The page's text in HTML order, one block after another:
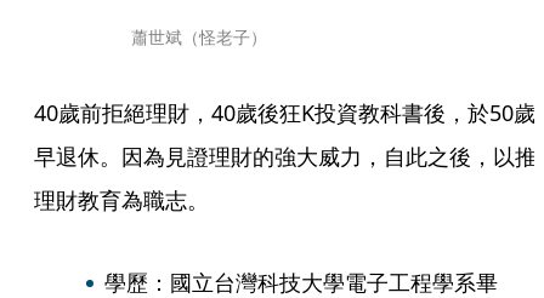
蕭世斌（怪老子）
40歲前拒絕理財，40歲後狂K投資教科書後，於50歲
早退休。因為見證理財的強大威力，自此之後，以推
理財教育為職志。
學歷：國立台灣科技大學電子工程學系畢